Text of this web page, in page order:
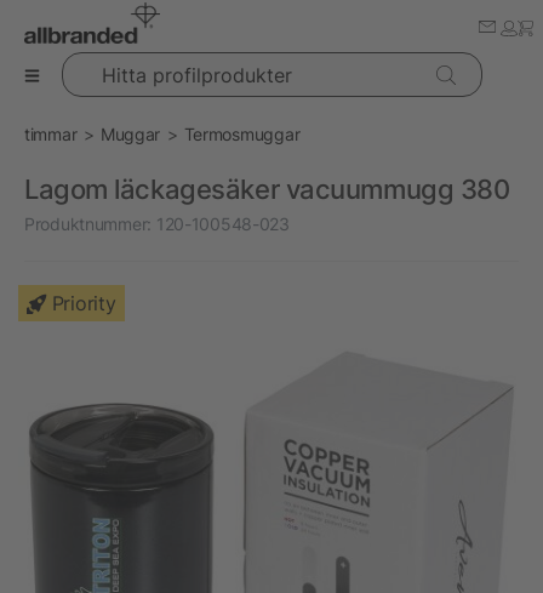
Hitta profilprodukter
timmar Muggar Termosmuggar
Lagom läckagesäker vacuummugg 380
Produktnummer: 120-100548-023
Priority